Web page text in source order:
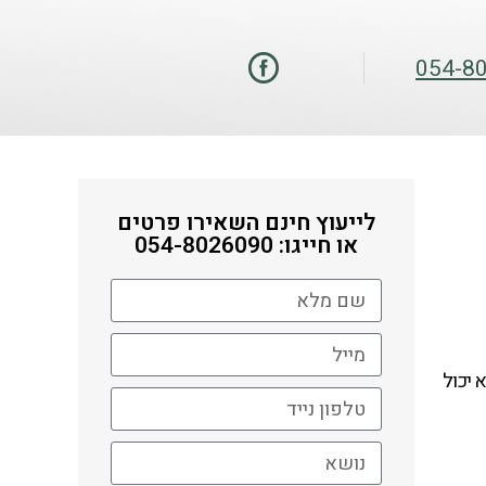
054-
יכול
לייעוץ חינם השאירו פרטים
או חייגו: 054-8026090